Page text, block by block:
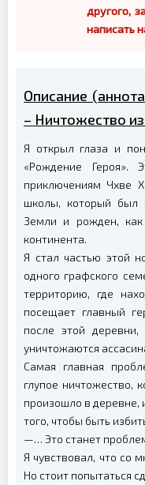
другого,
написать
Описание
– Ничтожество
Я открыл глаза и
«Рождение Героя».
приключениям Чхве
школы, который был
Земли и рожден, как
континента.
Я стал частью этой
одного графского
территорию, где
посещает главный
после этой
уничтожаются
Самая главная
глупое ничтожество,
произошло в деревне,
того, чтобы быть
—… Это станет
Я чувствовал, что со
Но стоит попытаться